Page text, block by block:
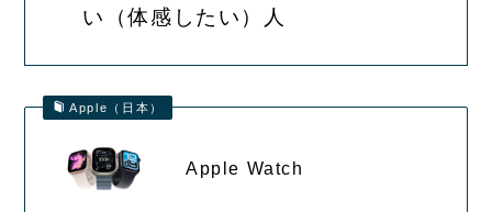
い（体感したい）人
Apple（日本）
Apple Watch